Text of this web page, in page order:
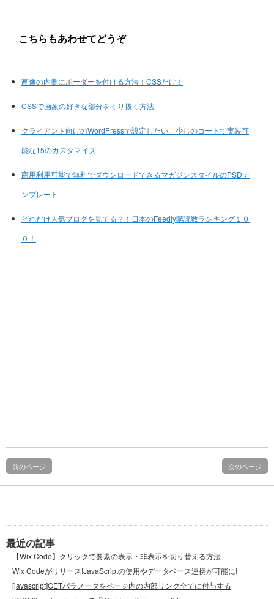
こちらもあわせてどうぞ
画像の内側にボーダーを付ける方法！CSSだけ！
CSSで画象の好きな部分をくり抜く方法
クライアント向けのWordPressで設定したい、少しのコードで実装可
能な15のカスタマイズ
商用利用可能で無料でダウンロードできるマガジンスタイルのPSDテ
ンプレート
どれだけ人気ブログを見てる？！日本のFeedly購読数ランキング１０
０！
前のページ 次のページ
最近の記事
【Wix Code】クリックで要素の表示・非表示を切り替える方法
Wix Codeがリリース!JavaScriptの使用やデータベース連携が可能に!
[javascript]GETパラメータをページ内の内部リンク全てに付与する